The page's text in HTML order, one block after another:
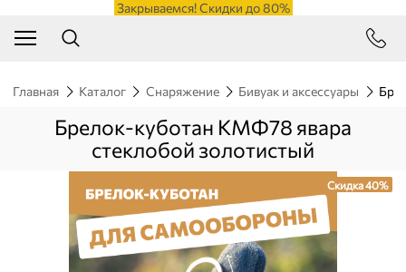
Закрываемся! Скидки до 80%
Главная Каталог Снаряжение Бивуак и аксессуары
Брелок-куботан КМФ78 явара
стеклобой золотистый
Скидка 40%